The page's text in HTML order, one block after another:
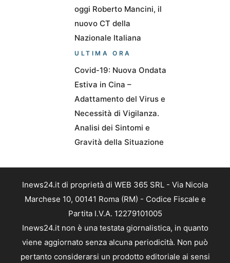
oggi Roberto Mancini, il
nuovo CT della
Nazionale Italiana
ULTIMA ORA
Covid-19: Nuova Ondata
Estiva in Cina –
Adattamento del Virus e
Necessità di Vigilanza.
Analisi dei Sintomi e
Gravità della Situazione
Inews24.it di proprietà di WEB 365 SRL - Via Nicola
Marchese 10, 00141 Roma (RM) - Codice Fiscale e
Partita I.V.A. 12279101005
Inews24.it non è una testata giornalistica, in quanto
viene aggiornato senza alcuna periodicità. Non può
pertanto considerarsi un prodotto editoriale ai sensi